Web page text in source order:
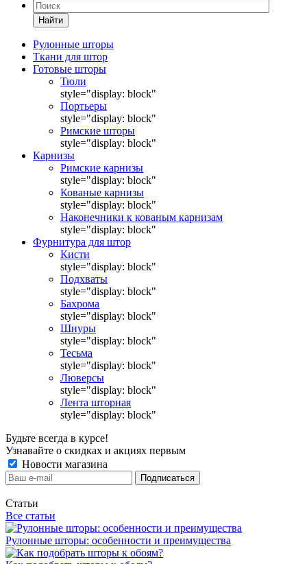
Найти
Рулонные шторы
Ткани для штор
Готовые шторы
Тюли
style="display: block"
Портьеры
style="display: block"
Римские шторы
style="display: block"
Карнизы
Римские карнизы
style="display: block"
Кованые карнизы
style="display: block"
Наконечники к кованым карнизам
style="display: block"
Фурнитура для штор
Кисти
style="display: block"
Подхваты
style="display: block"
Бахрома
style="display: block"
Шнуры
style="display: block"
Тесьма
style="display: block"
Люверсы
style="display: block"
Лента шторная
style="display: block"
Будьте всегда в курсе!
Узнавайте о скидках и акциях первым
Новости магазина
Статьи
Все статьи
Рулонные шторы: особенности и преимущества